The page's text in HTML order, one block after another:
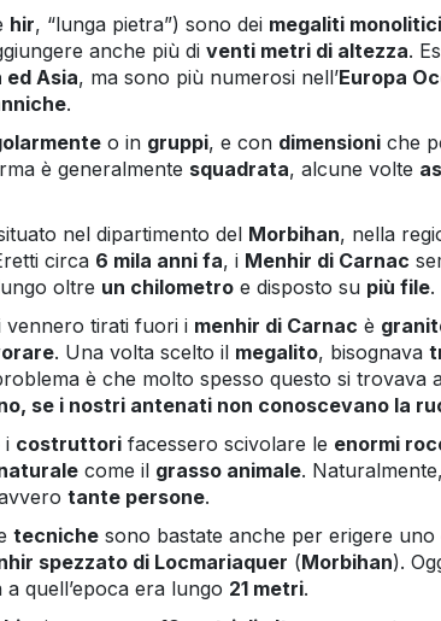
hir, “lunga pietra”) sono dei megaliti monolitici
anche più di venti metri di altezza.
ed Asia, ma sono più numerosi nell’Europa
.
o in gruppi, e con dimensioni che
è generalmente squadrata, alcune volte
nel dipartimento del Morbihan, nella
circa 6 mila anni fa, i Menhir di Carnac
oltre un chilometro e disposto su più file.
vennero tirati fuori i menhir di Carnac è
. Una volta scelto il megalito, bisognava
è che molto spesso questo si trovava
se i nostri antenati non conoscevano la
i costruttori facessero scivolare le enormi
come il grasso animale.
tante persone.
tecniche sono bastate anche per erigere uno
spezzato di Locmariaquer (Morbihan).
a quell’epoca era lungo 21 metri.